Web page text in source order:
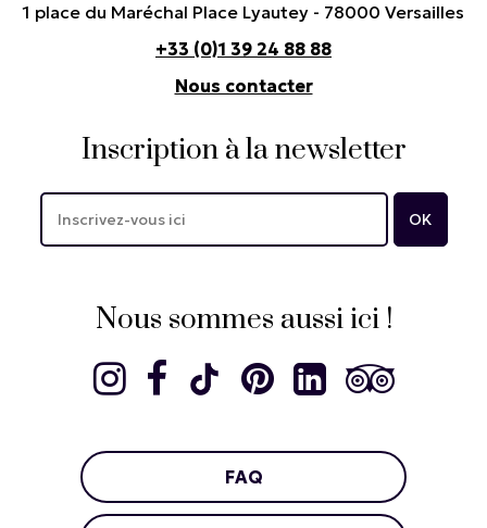
1 place du Maréchal Place Lyautey - 78000 Versailles
+33 (0)1 39 24 88 88
Nous contacter
Inscription à la newsletter
Nous sommes aussi ici !
FAQ